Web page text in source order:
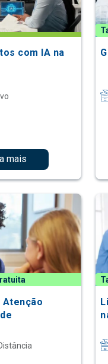
com IA na
mais
Atenção